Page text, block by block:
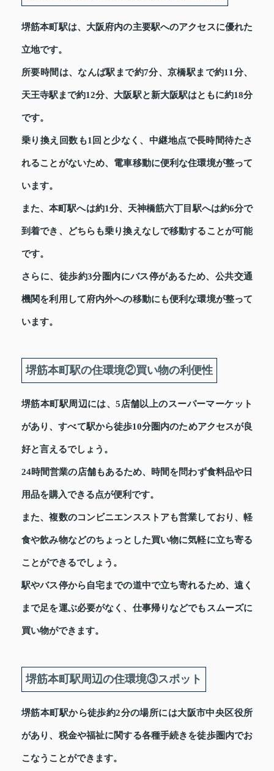
堺筋本町駅は、大阪府内の主要駅へのアクセスに優れた
立地です。
所要時間は、なんば駅まで約7分、京橋駅まで約11分、
天王寺駅まで約12分、大阪駅と新大阪駅はともに約18分
です。
乗り換え回数も1回と少なく、中継地点で長時間待たさ
れることがないため、電車移動に便利な住環境が整って
います。
また、本町駅へは約1分、天神橋筋六丁目駅へは約6分で
到着でき、どちらも乗り換えなしで移動することが可能
です。
さらに、徒歩約3分圏内にバス停があるため、公共交通
機関を利用して府内外への移動にも便利な環境が整って
います。
堺筋本町駅の住環境②買い物の利便性
堺筋本町駅周辺には、5店舗以上のスーパーマーケット
があり、すべて駅から徒歩10分圏内のためアクセスが良
好と言えるでしょう。
24時間営業の店舗もあるため、時間を問わず食料品や日
用品を購入できる点が便利です。
また、複数のコンビニエンスストアも営業しており、軽
食や飲み物などのちょっとした買い物に気軽に立ち寄る
ことができるでしょう。
駅やバス停から自宅までの道中で立ち寄れるため、遠く
まで足を運ぶ必要がなく、仕事帰りなどでもスムーズに
買い物ができます。
堺筋本町駅周辺の住環境③スポット
堺筋本町駅から徒歩約2分の場所には大阪市中央区役所
があり、税金や福祉に関する各種手続きを徒歩圏内でお
こなうことができます。